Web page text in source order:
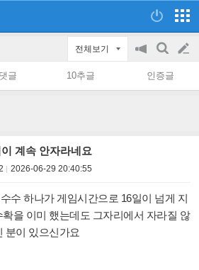
전체보기
공
on/off
검
색
글
쓰
글 10추글 인증글
계속 안자라네요
2026-06-29 20:40:55
수 하나가 게임시간으로 16일이 넘게 지
을 이미 했는데도 그자리에서 자라질 않
분이 있으신가요